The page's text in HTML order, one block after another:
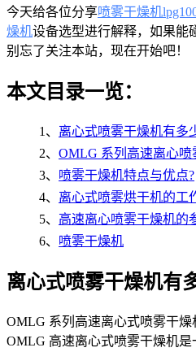
今天给各位分享喷雾干燥机
燥机设备选型进行解释，如果能
别忘了关注本站，现在开始吧！
本文目录一览：
1、 离心式喷雾干燥机有多
2、 OMLG 系列高速离心
3、 喷雾干燥机特点与优点?
4、 离心式喷雾烘干机的工
5、 高速离心喷雾干燥机的
6、 喷雾干燥机
离心式喷雾干燥机有
OMLG 系列高速离心式喷雾干燥
OMLG 高速离心式喷雾干燥机